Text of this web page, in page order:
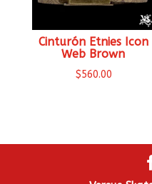
Cinturón Etnies Icon
Web Brown
$560.00